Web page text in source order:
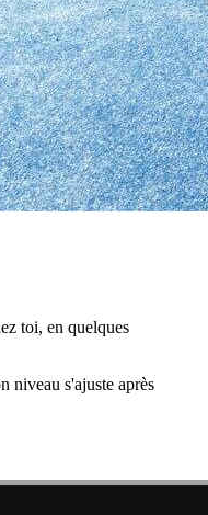
toi, en quelques
niveau s'ajuste après